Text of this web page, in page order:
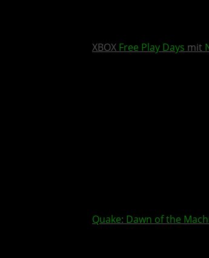
XBOX Free Play Days mit
Quake: Dawn of the